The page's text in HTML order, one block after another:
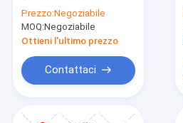
10 mm
Prezzo:Negoziabile
MOQ:Negoziabile
Ottieni l'ultimo prezzo
Contattaci